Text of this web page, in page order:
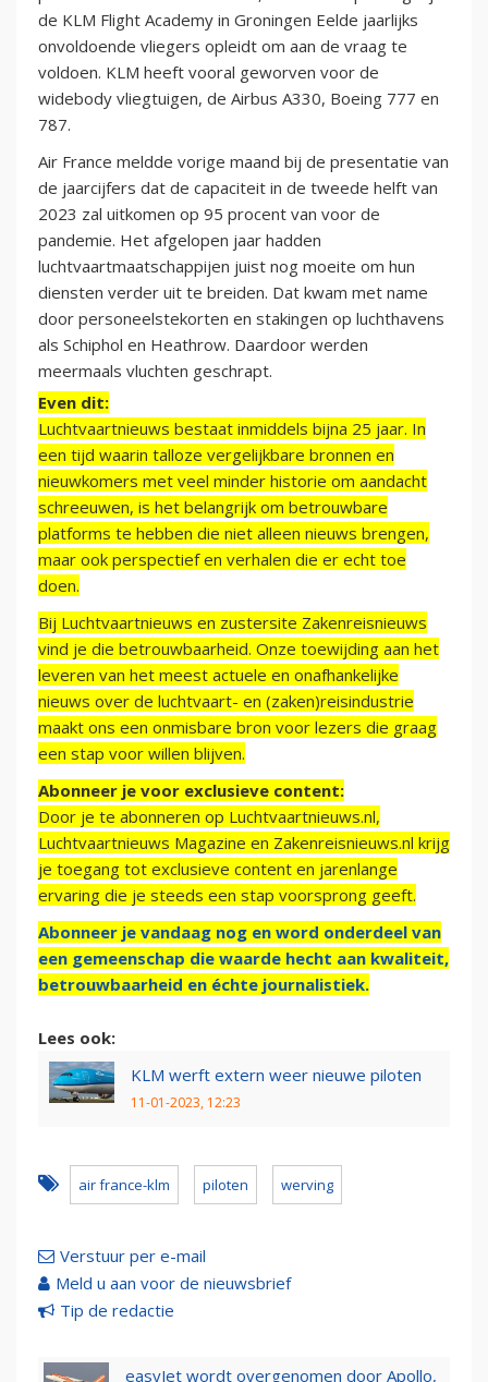
de KLM Flight Academy in Groningen Eelde jaarlijks
onvoldoende vliegers opleidt om aan de vraag te
voldoen. KLM heeft vooral geworven voor de
widebody vliegtuigen, de Airbus A330, Boeing 777 en
787.
Air France meldde vorige maand bij de presentatie van
de jaarcijfers dat de capaciteit in de tweede helft van
2023 zal uitkomen op 95 procent van voor de
pandemie. Het afgelopen jaar hadden
luchtvaartmaatschappijen juist nog moeite om hun
diensten verder uit te breiden. Dat kwam met name
door personeelstekorten en stakingen op luchthavens
als Schiphol en Heathrow. Daardoor werden
meermaals vluchten geschrapt.
Even dit:
Luchtvaartnieuws bestaat inmiddels bijna 25 jaar. In
een tijd waarin talloze vergelijkbare bronnen en
nieuwkomers met veel minder historie om aandacht
schreeuwen, is het belangrijk om betrouwbare
platforms te hebben die niet alleen nieuws brengen,
maar ook perspectief en verhalen die er echt toe
doen.
Bij Luchtvaartnieuws en zustersite Zakenreisnieuws
vind je die betrouwbaarheid. Onze toewijding aan het
leveren van het meest actuele en onafhankelijke
nieuws over de luchtvaart- en (zaken)reisindustrie
maakt ons een onmisbare bron voor lezers die graag
een stap voor willen blijven.
Abonneer je voor exclusieve content:
Door je te abonneren op Luchtvaartnieuws.nl,
Luchtvaartnieuws Magazine en Zakenreisnieuws.nl krijg
je toegang tot exclusieve content en jarenlange
ervaring die je steeds een stap voorsprong geeft.
Abonneer je vandaag nog en word onderdeel van
een gemeenschap die waarde hecht aan kwaliteit,
betrouwbaarheid en échte journalistiek.
Lees ook:
KLM werft extern weer nieuwe piloten
11-01-2023, 12:23
air france-klm piloten werving
Verstuur per e-mail
Meld u aan voor de nieuwsbrief
Tip de redactie
easyJet wordt overgenomen door Apollo,